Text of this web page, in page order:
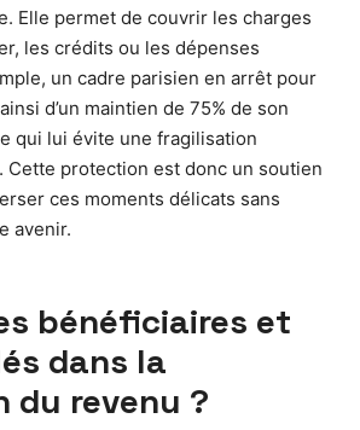
Elle permet de couvrir les charges
les crédits ou les dépenses
un cadre parisien en arrêt pour
d’un maintien de 75% de son
qui lui évite une fragilisation
Cette protection est donc un soutien
ces moments délicats sans
avenir.
bénéficiaires et
dans la
du revenu ?